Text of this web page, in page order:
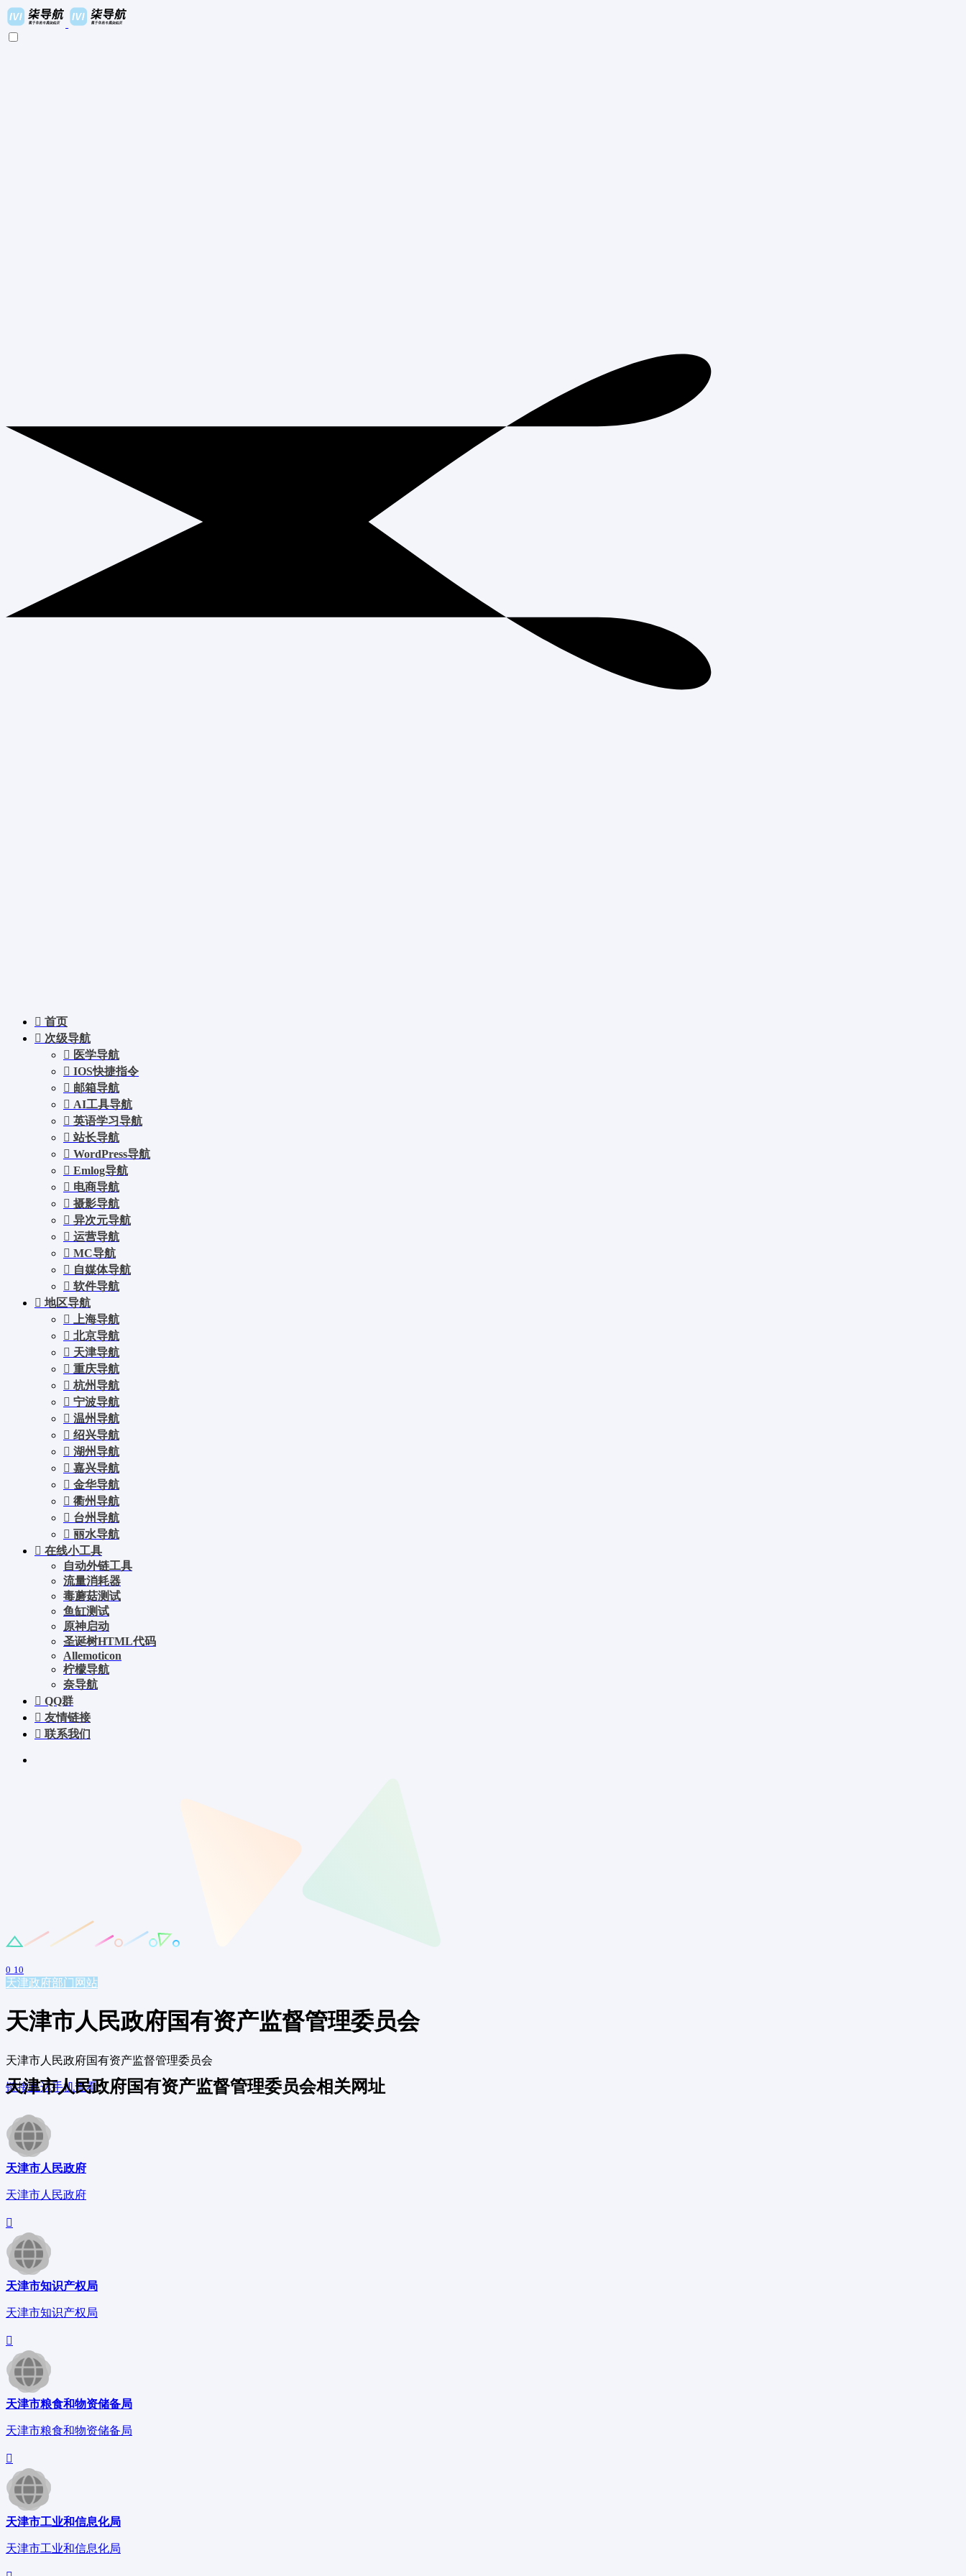
首页
次级导航
医学导航
IOS快捷指令
邮箱导航
AI工具导航
英语学习导航
站长导航
WordPress导航
Emlog导航
电商导航
摄影导航
异次元导航
运营导航
MC导航
自媒体导航
软件导航
地区导航
上海导航
北京导航
天津导航
重庆导航
杭州导航
宁波导航
温州导航
绍兴导航
湖州导航
嘉兴导航
金华导航
衢州导航
台州导航
丽水导航
在线小工具
自动外链工具
流量消耗器
毒蘑菇测试
鱼缸测试
原神启动
圣诞树HTML代码
Allemoticon
柠檬导航
奈导航
QQ群
友情链接
联系我们
0 10
天津政府部门网站
天津市人民政府国有资产监督管理委员会
天津市人民政府国有资产监督管理委员会
链接直达手机查看
天津市人民政府国有资产监督管理委员会相关网址
天津市人民政府
天津市人民政府
天津市知识产权局
天津市知识产权局
天津市粮食和物资储备局
天津市粮食和物资储备局
天津市工业和信息化局
天津市工业和信息化局